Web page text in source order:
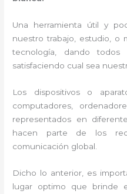
Una herramienta útil y
nuestro trabajo, estudio, o
tecnología, dando todos
satisfaciendo cual sea
Los dispositivos o
computadores,
representados en
hacen parte de los
comunicación global.
Dicho lo anterior, es
lugar optimo que brinde